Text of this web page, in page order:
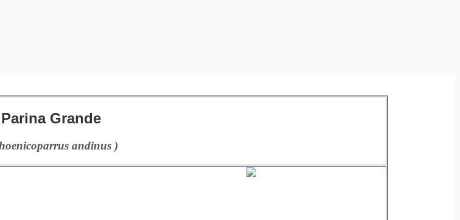
Parina Grande
andinus )